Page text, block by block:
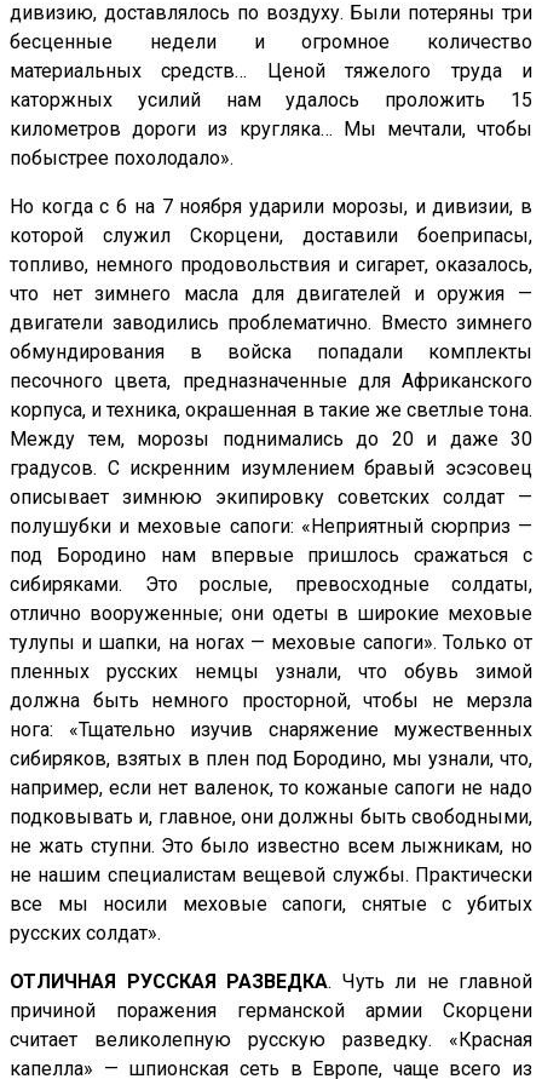
дивизию, доставлялось по воздуху. Были потеряны три
бесценные недели и огромное количество
материальных средств… Ценой тяжелого труда и
каторжных усилий нам удалось проложить 15
километров дороги из кругляка… Мы мечтали, чтобы
побыстрее похолодало».
Но когда с 6 на 7 ноября ударили морозы, и дивизии, в
которой служил Скорцени, доставили боеприпасы,
топливо, немного продовольствия и сигарет, оказалось,
что нет зимнего масла для двигателей и оружия —
двигатели заводились проблематично. Вместо зимнего
обмундирования в войска попадали комплекты
песочного цвета, предназначенные для Африканского
корпуса, и техника, окрашенная в такие же светлые тона.
Между тем, морозы поднимались до 20 и даже 30
градусов. С искренним изумлением бравый эсэсовец
описывает зимнюю экипировку советских солдат —
полушубки и меховые сапоги: «Неприятный сюрприз —
под Бородино нам впервые пришлось сражаться с
сибиряками. Это рослые, превосходные солдаты,
отлично вооруженные; они одеты в широкие меховые
тулупы и шапки, на ногах — меховые сапоги». Только от
пленных русских немцы узнали, что обувь зимой
должна быть немного просторной, чтобы не мерзла
нога: «Тщательно изучив снаряжение мужественных
сибиряков, взятых в плен под Бородино, мы узнали, что,
например, если нет валенок, то кожаные сапоги не надо
подковывать и, главное, они должны быть свободными,
не жать ступни. Это было известно всем лыжникам, но
не нашим специалистам вещевой службы. Практически
все мы носили меховые сапоги, снятые с убитых
русских солдат».
ОТЛИЧНАЯ РУССКАЯ РАЗВЕДКА. Чуть ли не главной
причиной поражения германской армии Скорцени
считает великолепную русскую разведку. «Красная
капелла» — шпионская сеть в Европе, чаще всего из